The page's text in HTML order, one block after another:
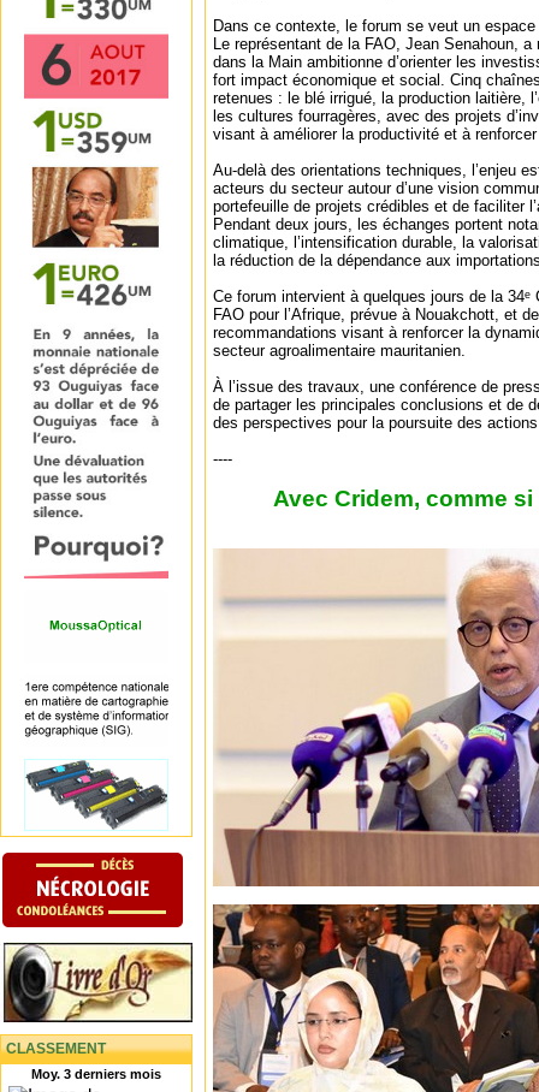
CLASSEMENT
Moy. 3 derniers mois
Dans ce contexte, le forum se veut un
Le représentant de la FAO, Jean Senahoun, a
dans la Main ambitionne d’orienter les
fort impact économique et social. Cinq
retenues : le blé irrigué, la production laitière,
les cultures fourragères, avec des projets
visant à améliorer la productivité et à
Au-delà des orientations techniques, l’enjeu
acteurs du secteur autour d’une vision
portefeuille de projets crédibles et de faciliter
Pendant deux jours, les échanges portent
climatique, l’intensification durable, la
la réduction de la dépendance aux
Ce forum intervient à quelques jours de la 34ᵉ
FAO pour l’Afrique, prévue à Nouakchott, et
recommandations visant à renforcer la
secteur agroalimentaire mauritanien.
À l’issue des travaux, une conférence de
de partager les principales conclusions et de
des perspectives pour la poursuite des
----
Avec Cridem, comme